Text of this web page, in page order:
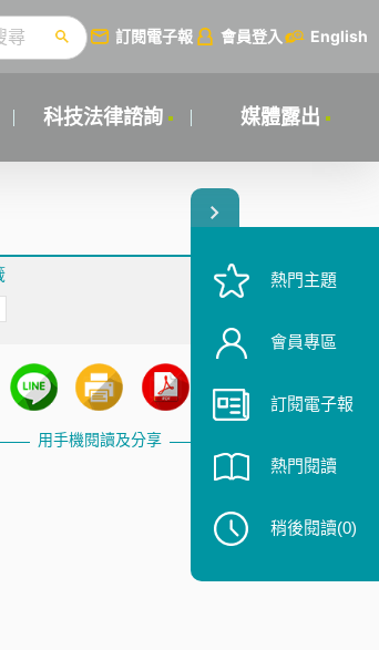
訂閱電子報 會員登入 English
科技法律諮詢 媒體露出
用手機閱讀及分享
熱門主題
會員專區
訂閱電子報
熱門閱讀
稍後閱讀(0)